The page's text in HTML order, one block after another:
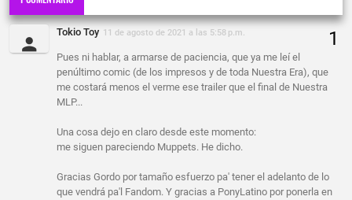
Tokio Toy 11 de agosto de 2021 a las 5:58 p.m.
Pues ni hablar, a armarse de paciencia, que ya me leí el
penúltimo comic (de los impresos y de toda Nuestra Era), que
me costará menos el verme ese trailer que el final de Nuestra
MLP...
Una cosa dejo en claro desde este momento:
me siguen pareciendo Muppets. He dicho.
Gracias Gordo por tamaño esfuerzo pa' tener el adelanto de lo
que vendrá pa'l Fandom. Y gracias a PonyLatino por ponerla en